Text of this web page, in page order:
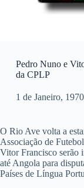
Pedro Nuno e
da CPLP
1 de Janeiro, 1970
O Rio Ave volta a
Associação de
Vitor Francisco serão
até Angola para
Países de Língua